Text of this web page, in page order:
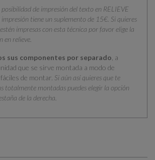
posibilidad de impresión del texto en RELIEVE
impresión tiene un suplemento de 15€. Si quieres
impresas con esta técnica por favor elige la
en relieve.
sus componentes por separado , a
que se sirve montada a modo de
de montar. Si aún así quieres que te
totalmente montadas puedes elegir la opción
de la derecha.